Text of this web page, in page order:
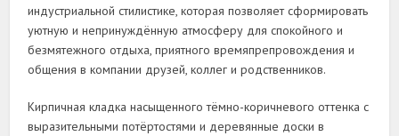
индустриальной стилистике, которая позволяет сформировать
уютную и непринуждённую атмосферу для спокойного и
безмятежного отдыха, приятного времяпрепровождения и
общения в компании друзей, коллег и родственников.
Кирпичная кладка насыщенного тёмно-коричневого оттенка с
выразительными потёртостями и деревянные доски в